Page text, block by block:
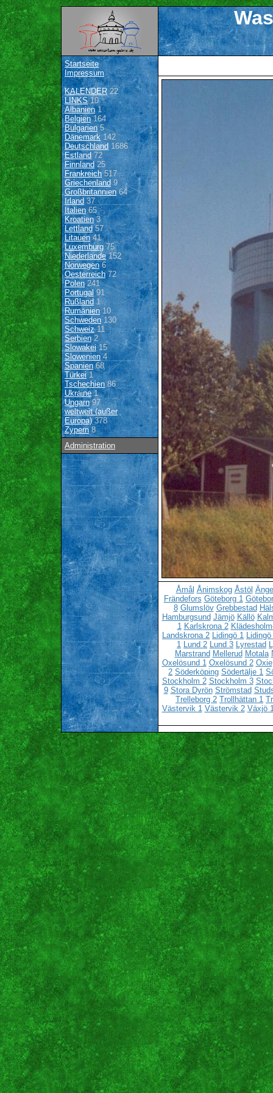
Startseite
Impressum
KALENDER22
LINKS10
Albanien1
Belgien164
Bulgarien 5
Dänemark142
Deutschland 1686
Estland 72
Finnland 25
Frankreich517
Griechenland9
Großbritannien64
Irland 37
Italien65
Kroatien3
Lettland57
Litauen41
Luxemburg 75
Niederlande152
Norwegen6
Oesterreich72
Polen 241
Portugal91
Rußland 1
Rumänien10
Schweden 130
Schweiz11
Serbien2
Slowakei15
Slowenien4
Spanien68
Türkei1
Tschechien 86
Ukraine1
Ungarn97
weltweit (außer
Europa)378
Zypern8
Administration
Åmål Ånimskog Åstöl
Frändefors Göteborg 1
8 Glumslöv Grebbestad
Hamburgsund Jämjö Källö
1 Karlskrona 2
Landskrona 2 Lidingö 1 Lidingö
1 Lund 2 Lund 3 Lyrestad
Marstrand Mellerud Motala
Oxelösund 1 Oxelösund 2 Oxie
2 Söderköping Södertälje 1
Stockholm 2 Stockholm 3
9 Stora Dyrön Strömstad
Trelleborg 2 Trollhättan 1
Västervik 1 Västervik 2 Växjö